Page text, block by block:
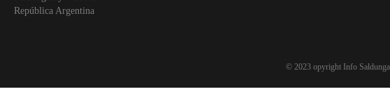
República Argentina
© 2023 opyright Info